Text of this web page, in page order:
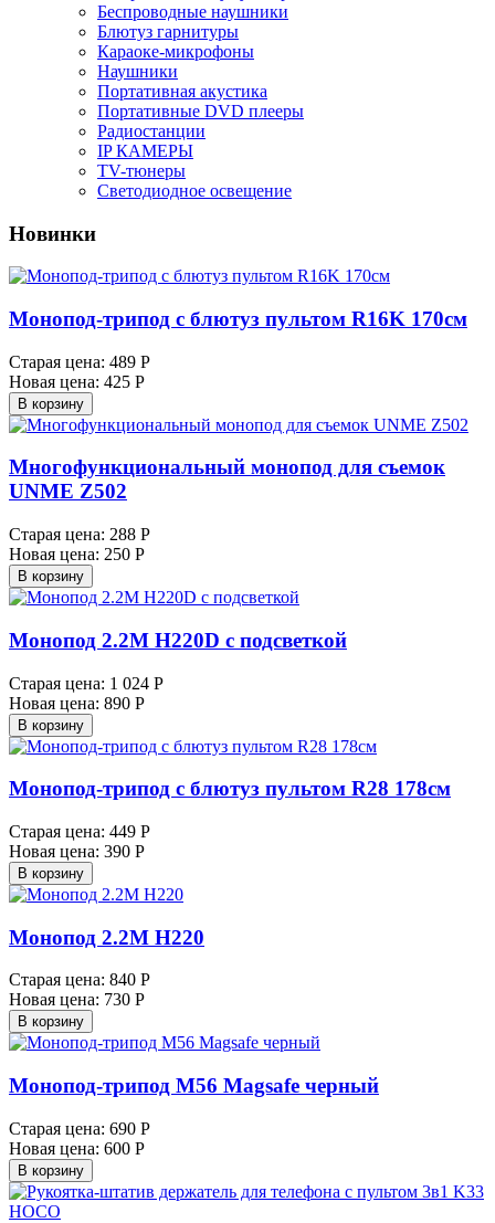
Беспроводные наушники
Блютуз гарнитуры
Караоке-микрофоны
Наушники
Портативная акустика
Портативные DVD плееры
Радиостанции
IP КАМЕРЫ
TV-тюнеры
Светодиодное освещение
Новинки
Монопод-трипод с блютуз пультом R16K 170см
Старая цена: 489 Р
Новая цена: 425 Р
В корзину
Многофункциональный монопод для съемок
UNME Z502
Старая цена: 288 Р
Новая цена: 250 Р
В корзину
Монопод 2.2M H220D с подсветкой
Старая цена: 1 024 Р
Новая цена: 890 Р
В корзину
Монопод-трипод с блютуз пультом R28 178см
Старая цена: 449 Р
Новая цена: 390 Р
В корзину
Монопод 2.2M H220
Старая цена: 840 Р
Новая цена: 730 Р
В корзину
Монопод-трипод M56 Magsafe черный
Старая цена: 690 Р
Новая цена: 600 Р
В корзину